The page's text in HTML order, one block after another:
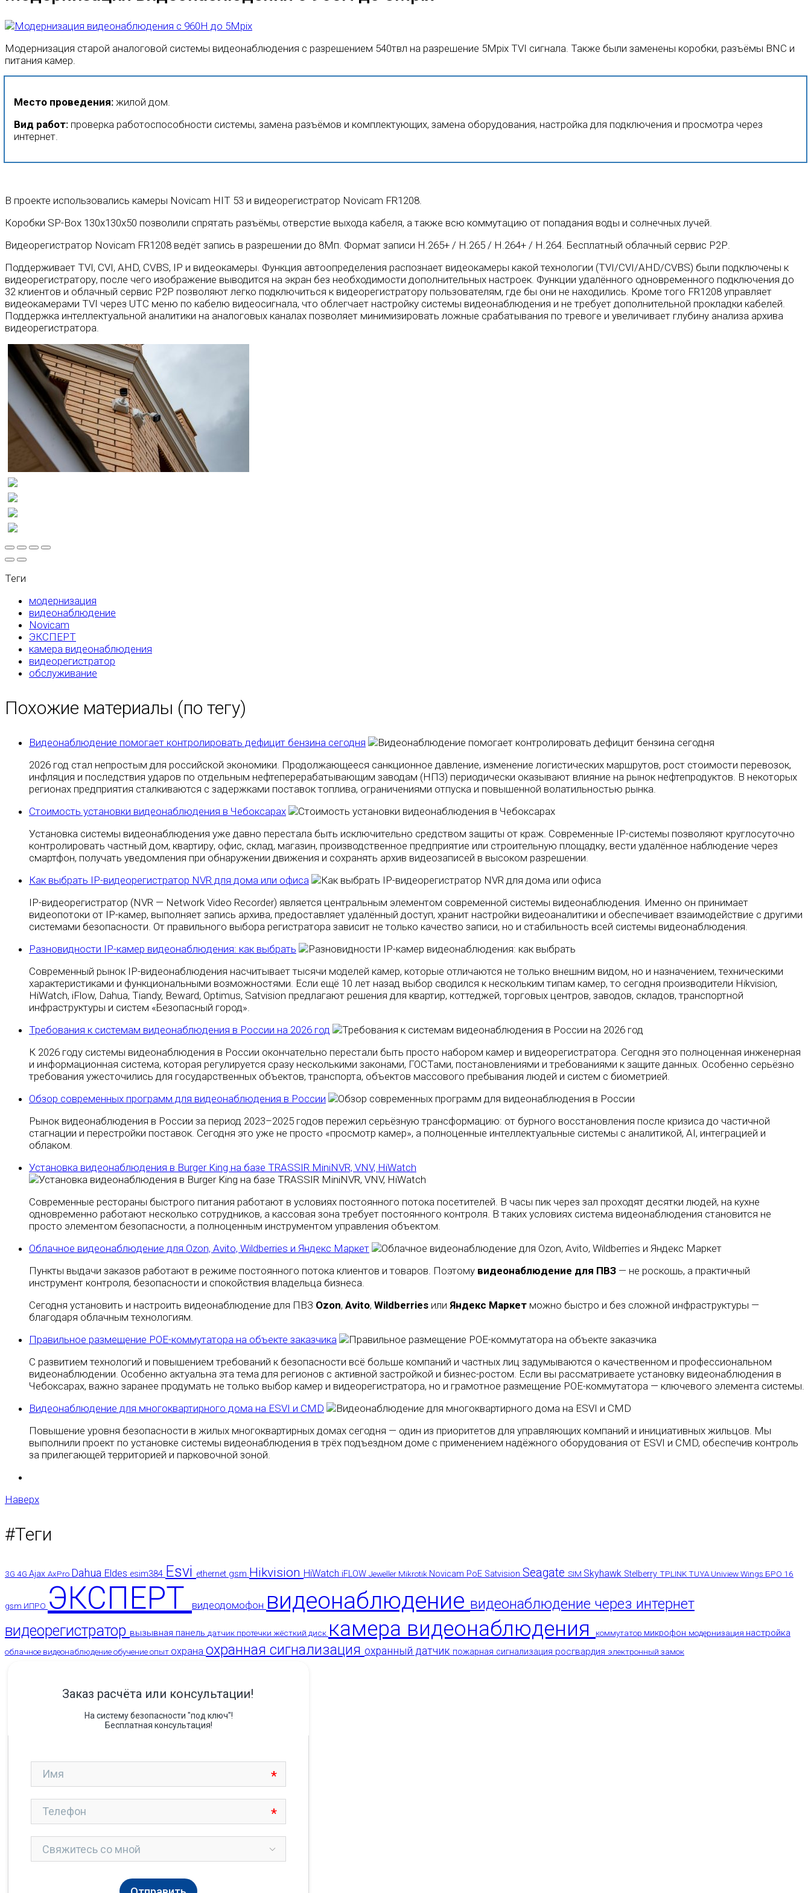
Модернизация старой аналоговой системы видеонаблюдения с разрешением 540твл на разрешение 5Mpix TVI сигнала. Также были заменены коробки, разъёмы BNC и
питания камер.
Место проведения: жилой дом.
Вид работ: проверка работоспособности системы, замена разъёмов и комплектующих, замена оборудования, настройка для подключения и просмотра через
интернет.
В проекте использовались камеры Novicam HIT 53 и видеорегистратор Novicam FR1208.
Коробки SP-Box 130x130x50 позволили спрятать разъёмы, отверстие выхода кабеля, а также всю коммутацию от попадания воды и солнечных лучей.
Видеорегистратор Novicam FR1208 ведёт запись в разрешении до 8Мп. Формат записи H.265+ / H.265 / H.264+ / H.264. Бесплатный облачный сервис Р2Р.
Поддерживает TVI, CVI, AHD, CVBS, IP и видеокамеры. Функция автоопределения распознает видеокамеры какой технологии (TVI/CVI/AHD/CVBS) были подключены к
видеорегистратору, после чего изображение выводится на экран без необходимости дополнительных настроек. Функции удалённого одновременного подключения до
32 клиентов и облачный сервис P2P позволяют легко подключиться к видеорегистратору пользователям, где бы они не находились. Кроме того FR1208 управляет
видеокамерами TVI через UTC меню по кабелю видеосигнала, что облегчает настройку системы видеонаблюдения и не требует дополнительной прокладки кабелей.
Поддержка интеллектуальной аналитики на аналоговых каналах позволяет минимизировать ложные срабатывания по тревоге и увеличивает глубину анализа архива
видеорегистратора.
Теги
модернизация
видеонаблюдение
Novicam
ЭКСПЕРТ
камера видеонаблюдения
видеорегистратор
обслуживание
Похожие материалы (по тегу)
Видеонаблюдение помогает контролировать дефицит бензина сегодня
2026 год стал непростым для российской экономики. Продолжающееся санкционное давление, изменение логистических маршрутов, рост стоимости перевозок,
инфляция и последствия ударов по отдельным нефтеперерабатывающим заводам (НПЗ) периодически оказывают влияние на рынок нефтепродуктов. В некоторых
регионах предприятия сталкиваются с задержками поставок топлива, ограничениями отпуска и повышенной волатильностью рынка.
Стоимость установки видеонаблюдения в Чебоксарах
Установка системы видеонаблюдения уже давно перестала быть исключительно средством защиты от краж. Современные IP-системы позволяют круглосуточно
контролировать частный дом, квартиру, офис, склад, магазин, производственное предприятие или строительную площадку, вести удалённое наблюдение через
смартфон, получать уведомления при обнаружении движения и сохранять архив видеозаписей в высоком разрешении.
Как выбрать IP-видеорегистратор NVR для дома или офиса
IP-видеорегистратор (NVR — Network Video Recorder) является центральным элементом современной системы видеонаблюдения. Именно он принимает
видеопотоки от IP-камер, выполняет запись архива, предоставляет удалённый доступ, хранит настройки видеоаналитики и обеспечивает взаимодействие с другими
системами безопасности. От правильного выбора регистратора зависит не только качество записи, но и стабильность всей системы видеонаблюдения.
Разновидности IP-камер видеонаблюдения: как выбрать
Современный рынок IP-видеонаблюдения насчитывает тысячи моделей камер, которые отличаются не только внешним видом, но и назначением, техническими
характеристиками и функциональными возможностями. Если ещё 10 лет назад выбор сводился к нескольким типам камер, то сегодня производители Hikvision,
HiWatch, iFlow, Dahua, Tiandy, Beward, Optimus, Satvision предлагают решения для квартир, коттеджей, торговых центров, заводов, складов, транспортной
инфраструктуры и систем «Безопасный город».
Требования к системам видеонаблюдения в России на 2026 год
К 2026 году системы видеонаблюдения в России окончательно перестали быть просто набором камер и видеорегистратора. Сегодня это полноценная инженерная
и информационная система, которая регулируется сразу несколькими законами, ГОСТами, постановлениями и требованиями к защите данных. Особенно серьёзно
требования ужесточились для государственных объектов, транспорта, объектов массового пребывания людей и систем с биометрией.
Обзор современных программ для видеонаблюдения в России
Рынок видеонаблюдения в России за период 2023–2025 годов пережил серьёзную трансформацию: от бурного восстановления после кризиса до частичной
стагнации и перестройки поставок. Сегодня это уже не просто «просмотр камер», а полноценные интеллектуальные системы с аналитикой, AI, интеграцией и
облаком.
Установка видеонаблюдения в Burger King на базе TRASSIR MiniNVR, VNV, HiWatch
Современные рестораны быстрого питания работают в условиях постоянного потока посетителей. В часы пик через зал проходят десятки людей, на кухне
одновременно работают несколько сотрудников, а кассовая зона требует постоянного контроля. В таких условиях система видеонаблюдения становится не
просто элементом безопасности, а полноценным инструментом управления объектом.
Облачное видеонаблюдение для Ozon, Avito, Wildberries и Яндекс Маркет
Пункты выдачи заказов работают в режиме постоянного потока клиентов и товаров. Поэтому видеонаблюдение для ПВЗ — не роскошь, а практичный
инструмент контроля, безопасности и спокойствия владельца бизнеса.
Сегодня установить и настроить видеонаблюдение для ПВЗ Ozon, Avito, Wildberries или Яндекс Маркет можно быстро и без сложной инфраструктуры —
благодаря облачным технологиям.
Правильное размещение POE-коммутатора на объекте заказчика
С развитием технологий и повышением требований к безопасности всё больше компаний и частных лиц задумываются о качественном и профессиональном
видеонаблюдении. Особенно актуальна эта тема для регионов с активной застройкой и бизнес-ростом. Если вы рассматриваете установку видеонаблюдения в
Чебоксарах, важно заранее продумать не только выбор камер и видеорегистратора, но и грамотное размещение POE-коммутатора — ключевого элемента системы.
Видеонаблюдение для многоквартирного дома на ESVI и CMD
Повышение уровня безопасности в жилых многоквартирных домах сегодня — один из приоритетов для управляющих компаний и инициативных жильцов. Мы
выполнили проект по установке системы видеонаблюдения в трёх подъездном доме с применением надёжного оборудования от ESVI и CMD, обеспечив контроль
за прилегающей территорией и парковочной зоной.
Наверх
#Теги
3G 4G Ajax AxPro Dahua Eldes esim384 Esvi ethernet gsm Hikvision HiWatch iFLOW Jeweller Mikrotik Novicam PoE Satvision Seagate SIM Skyhawk Stelberry TPLINKTUYAUniviewWings БРО 16
gsm ИПРО ЭКСПЕРТ видеодомофон видеонаблюдение видеонаблюдение через интернет
видеорегистратор вызывная панель датчик протечки жёсткий диск камера видеонаблюдения коммутатор микрофон модернизация настройка
облачное видеонаблюдениеобучениеопыт охрана охранная сигнализация охранный датчик пожарная сигнализация росгвардия электронный замок